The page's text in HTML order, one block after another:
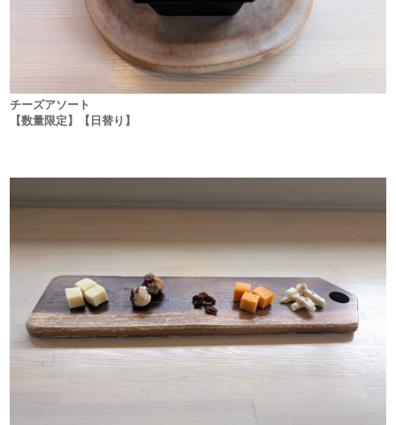
チーズアソート
【数量限定】【日替り】